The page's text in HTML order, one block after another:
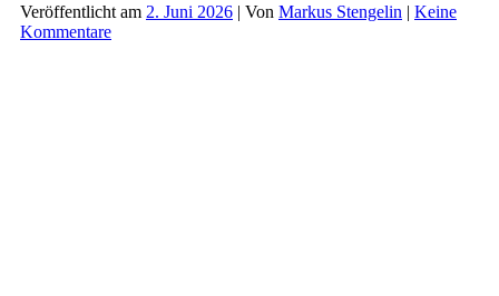
Veröffentlicht am 2. Juni 2026 | Von Markus Stengelin | Keine
Kommentare